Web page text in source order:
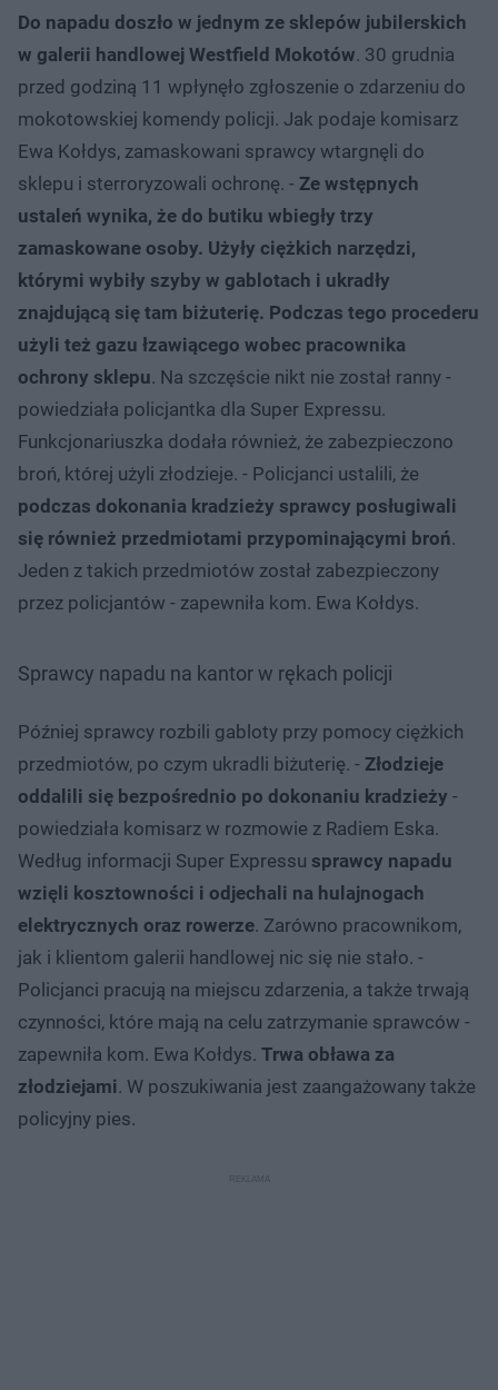
Do napadu doszło w jednym ze sklepów jubilerskich
w galerii handlowej Westfield Mokotów. 30 grudnia
przed godziną 11 wpłynęło zgłoszenie o zdarzeniu do
mokotowskiej komendy policji. Jak podaje komisarz
Ewa Kołdys, zamaskowani sprawcy wtargnęli do
sklepu i sterroryzowali ochronę. - Ze wstępnych
ustaleń wynika, że do butiku wbiegły trzy
zamaskowane osoby. Użyły ciężkich narzędzi,
którymi wybiły szyby w gablotach i ukradły
znajdującą się tam biżuterię. Podczas tego procederu
użyli też gazu łzawiącego wobec pracownika
ochrony sklepu. Na szczęście nikt nie został ranny -
powiedziała policjantka dla Super Expressu.
Funkcjonariuszka dodała również, że zabezpieczono
broń, której użyli złodzieje. - Policjanci ustalili, że
podczas dokonania kradzieży sprawcy posługiwali
się również przedmiotami przypominającymi broń.
Jeden z takich przedmiotów został zabezpieczony
przez policjantów - zapewniła kom. Ewa Kołdys.
Sprawcy napadu na kantor w rękach policji
Później sprawcy rozbili gabloty przy pomocy ciężkich
przedmiotów, po czym ukradli biżuterię. - Złodzieje
oddalili się bezpośrednio po dokonaniu kradzieży -
powiedziała komisarz w rozmowie z Radiem Eska.
Według informacji Super Expressu sprawcy napadu
wzięli kosztowności i odjechali na hulajnogach
elektrycznych oraz rowerze. Zarówno pracownikom,
jak i klientom galerii handlowej nic się nie stało. -
Policjanci pracują na miejscu zdarzenia, a także trwają
czynności, które mają na celu zatrzymanie sprawców -
zapewniła kom. Ewa Kołdys. Trwa obława za
złodziejami. W poszukiwania jest zaangażowany także
policyjny pies.